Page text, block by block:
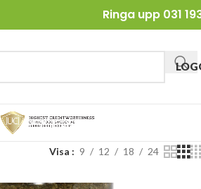
Ringa upp 031
Visa 9 12 18 24